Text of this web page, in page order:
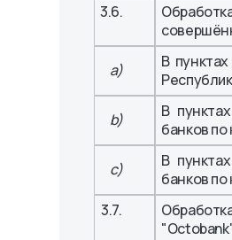
3.6.
a)
В
b)
В
банков
c)
В
банков
3.7.